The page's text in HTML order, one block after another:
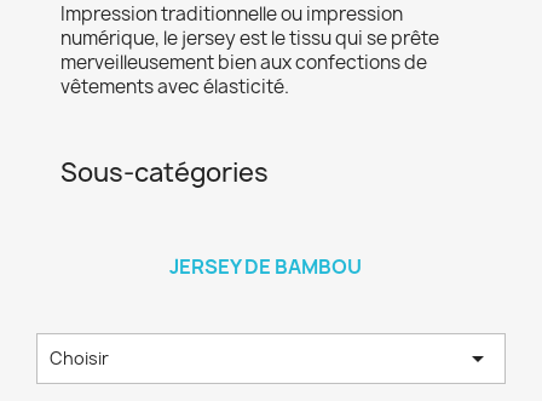
Impression traditionnelle ou impression
numérique, le jersey est le tissu qui se prête
merveilleusement bien aux confections de
vêtements avec élasticité.
Sous-catégories
JERSEY DE BAMBOU
Choisir 